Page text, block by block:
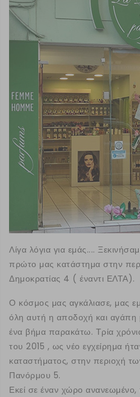
Λίγα λόγια για εμάς....
πρώτο μας κατάστημα στην
Δημοκρατίας 4 ( έναντι ΕΛΤΑ).
Ο κόσμος μας αγκάλιασε, μας
όλη αυτή η αποδοχή και
ένα βήμα παρακάτω. Τρία
του 2015 , ως νέο εγχείρημα
καταστήματος, στην περιοχή
Πανόρμου 5.
Εκεί σε έναν χώρο ανανεωμένο,